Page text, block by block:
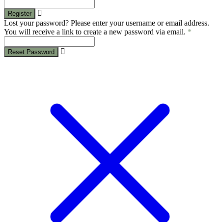
Register
Lost your password? Please enter your username or email address.
You will receive a link to create a new password via email. *
Reset Password